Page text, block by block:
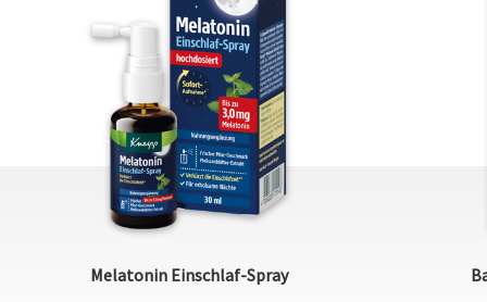
Melatonin Einschlaf-Spray